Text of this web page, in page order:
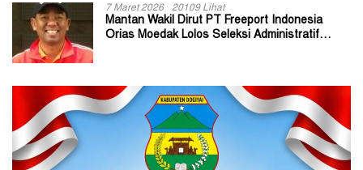
7 Maret 2026 20109 Lihat
Mantan Wakil Dirut PT Freeport Indonesia
Orias Moedak Lolos Seleksi Administratif